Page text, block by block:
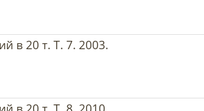
в 20 т. Т. 7. 2003.